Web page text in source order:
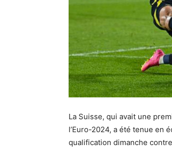
La Suisse, qui avait une
l’Euro-2024, a été tenue en
qualification dimanche contre